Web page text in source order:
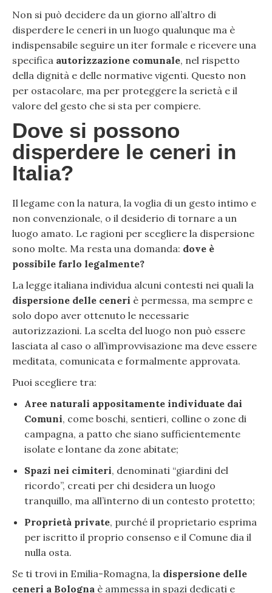
Non si può decidere da un giorno all’altro di
disperdere le ceneri in un luogo qualunque ma è
indispensabile seguire un iter formale e ricevere una
specifica autorizzazione comunale, nel rispetto
della dignità e delle normative vigenti. Questo non
per ostacolare, ma per proteggere la serietà e il
valore del gesto che si sta per compiere.
Dove si possono
disperdere le ceneri in
Italia?
Il legame con la natura, la voglia di un gesto intimo e
non convenzionale, o il desiderio di tornare a un
luogo amato. Le ragioni per scegliere la dispersione
sono molte. Ma resta una domanda: dove è
possibile farlo legalmente?
La legge italiana individua alcuni contesti nei quali la
dispersione delle ceneri è permessa, ma sempre e
solo dopo aver ottenuto le necessarie
autorizzazioni. La scelta del luogo non può essere
lasciata al caso o all’improvvisazione ma deve essere
meditata, comunicata e formalmente approvata.
Puoi scegliere tra:
Aree naturali appositamente individuate dai
Comuni, come boschi, sentieri, colline o zone di
campagna, a patto che siano sufficientemente
isolate e lontane da zone abitate;
Spazi nei cimiteri, denominati “giardini del
ricordo”, creati per chi desidera un luogo
tranquillo, ma all’interno di un contesto protetto;
Proprietà private, purché il proprietario esprima
per iscritto il proprio consenso e il Comune dia il
nulla osta.
Se ti trovi in Emilia-Romagna, la dispersione delle
ceneri a Bologna è ammessa in spazi dedicati e